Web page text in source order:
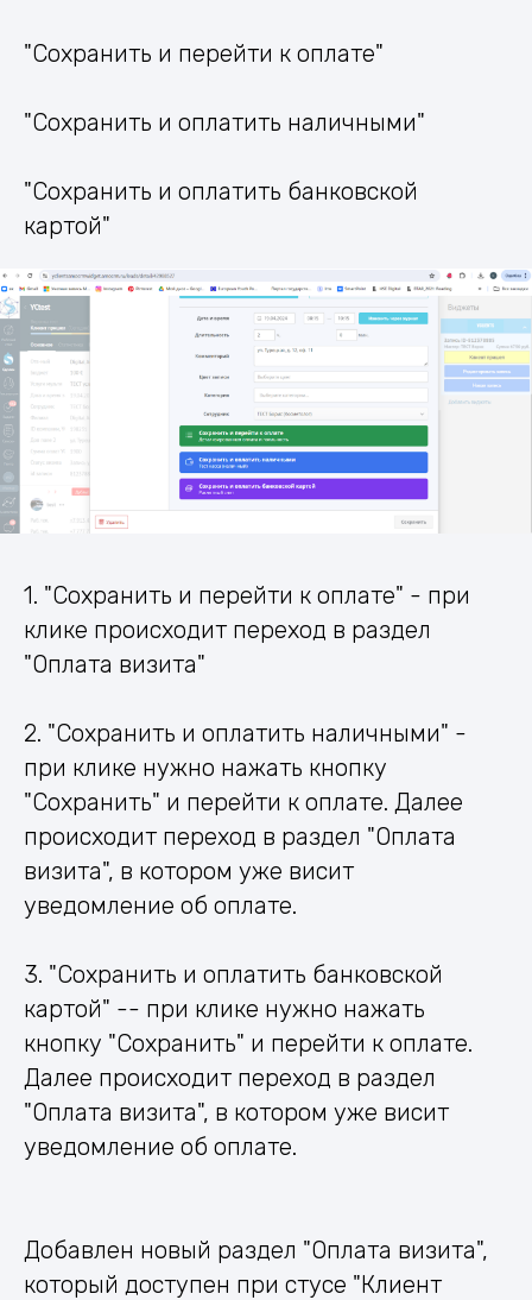
"Сохранить и перейти к оплате"
"Сохранить и оплатить наличными"
"Сохранить и оплатить банковской
картой"
1. "Сохранить и перейти к оплате" - при
клике происходит переход в раздел
"Оплата визита"
2. "Сохранить и оплатить наличными" -
при клике нужно нажать кнопку
"Сохранить" и перейти к оплате. Далее
происходит переход в раздел "Оплата
визита", в котором уже висит
уведомление об оплате.
3. "Сохранить и оплатить банковской
картой" -- при клике нужно нажать
кнопку "Сохранить" и перейти к оплате.
Далее происходит переход в раздел
"Оплата визита", в котором уже висит
уведомление об оплате.
Добавлен новый раздел "Оплата визита",
который доступен при стусе "Клиент